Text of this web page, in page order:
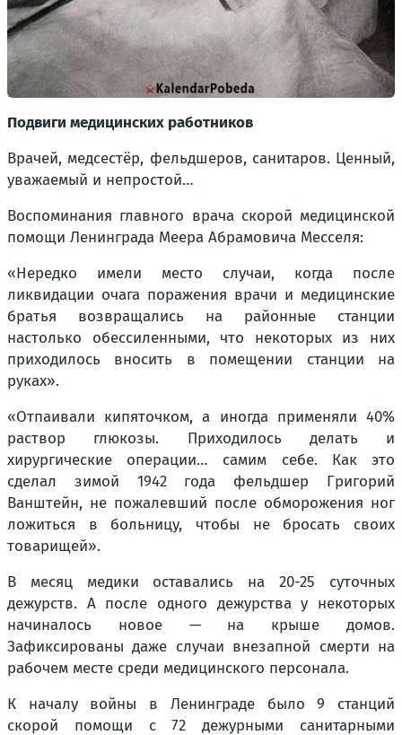
Подвиги медицинских работников
Врачей, медсестёр, фельдшеров, санитаров. Ценный,
уважаемый и непростой…
Воспоминания главного врача скорой медицинской
помощи Ленинграда Меера Абрамовича Месселя:
«Нередко имели место случаи, когда после
ликвидации очага поражения врачи и медицинские
братья возвращались на районные станции
настолько обессиленными, что некоторых из них
приходилось вносить в помещении станции на
руках».
«Отпаивали кипяточком, а иногда применяли 40%
раствор глюкозы. Приходилось делать и
хирургические операции… самим себе. Как это
сделал зимой 1942 года фельдшер Григорий
Ванштейн, не пожалевший после обморожения ног
ложиться в больницу, чтобы не бросать своих
товарищей».
В месяц медики оставались на 20-25 суточных
дежурств. А после одного дежурства у некоторых
начиналось новое — на крыше домов.
Зафиксированы даже случаи внезапной смерти на
рабочем месте среди медицинского персонала.
К началу войны в Ленинграде было 9 станций
скорой помощи с 72 дежурными санитарными